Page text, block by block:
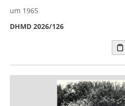
um 1965
DHMD 2026/126